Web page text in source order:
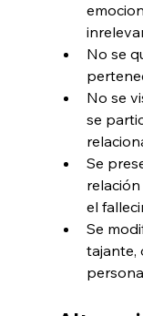
No se
No se
se
Se
el
Se
tajante,